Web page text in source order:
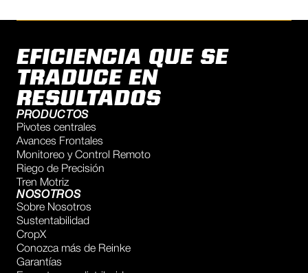
EFICIENCIA QUE SE
TRADUCE EN
RESULTADOS
PRODUCTOS
Pivotes centrales
Avances Frontales
Monitoreo y Control Remoto
Riego de Precisión
Tren Motriz
NOSOTROS
Sobre Nosotros
Sustentabilidad
CropX
Conozca más de Reinke
Garantías